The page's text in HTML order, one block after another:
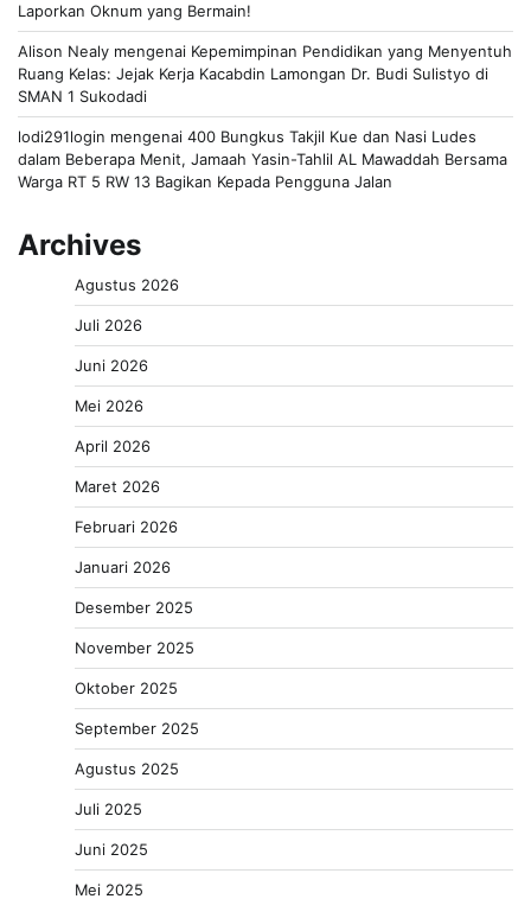
Laporkan Oknum yang Bermain!
Alison Nealy mengenai Kepemimpinan Pendidikan yang Menyentuh
Ruang Kelas: Jejak Kerja Kacabdin Lamongan Dr. Budi Sulistyo di
SMAN 1 Sukodadi
lodi291login mengenai 400 Bungkus Takjil Kue dan Nasi Ludes
dalam Beberapa Menit, Jamaah Yasin-Tahlil AL Mawaddah Bersama
Warga RT 5 RW 13 Bagikan Kepada Pengguna Jalan
Archives
Agustus 2026
Juli 2026
Juni 2026
Mei 2026
April 2026
Maret 2026
Februari 2026
Januari 2026
Desember 2025
November 2025
Oktober 2025
September 2025
Agustus 2025
Juli 2025
Juni 2025
Mei 2025